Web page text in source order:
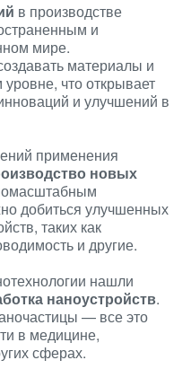
в производстве
и
мире.
материалы и
что открывает
и улучшений в
применения
новых
добиться улучшенных
таких как
и другие.
нашли
наноустройств.
— все это
в медицине,
сферах.